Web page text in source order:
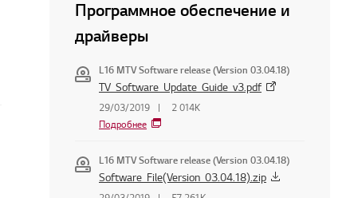
Программное обеспечение и
драйверы
L16 MTV Software release (Version 03.04.18)
TV_Software_Update_Guide_v3.pdf
29/03/2019
2 014K
Подробнее
L16 MTV Software release (Version 03.04.18)
Software_File(Version_03.04.18).zip